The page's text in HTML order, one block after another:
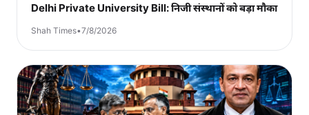
Delhi Private University Bill: निजी संस्थानों को बड़ा मौका
Shah Times•7/8/2026